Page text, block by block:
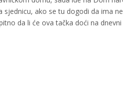
sjednicu, ako se tu dogodi da ima
da li će ova tačka doći na